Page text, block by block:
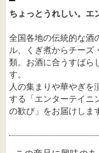
ちょっとうれしい。エ
全国各地の伝統的な酒
ル、くぎ煮からチー
類。お酒に合うすばら
す。
人の集まりや華やぎを
する「エンターテイニ
の歓び」をお届けしま